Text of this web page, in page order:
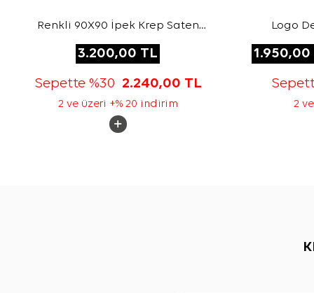
Renkli 90X90 İpek Krep Saten
3.200,00 TL
Sepette %30 2.240,00 TL
2 ve üzeri +% 20 indirim
Logo
1.950,00
2